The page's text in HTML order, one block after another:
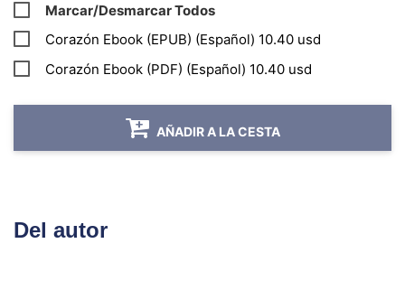
Marcar/Desmarcar Todos
Corazón Ebook (EPUB) (Español) 10.40 usd
Corazón Ebook (PDF) (Español) 10.40 usd
AÑADIR A LA CESTA
Del autor